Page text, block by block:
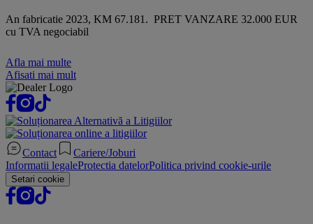
An fabricatie 2023, KM 67.181. PRET VANZARE 32.000 EUR
cu TVA negociabil
Afla mai multe
Afisati mai mult
Contact
Cariere/Joburi
Informatii legaleProtectia datelorPolitica privind cookie-urile
Setari cookie